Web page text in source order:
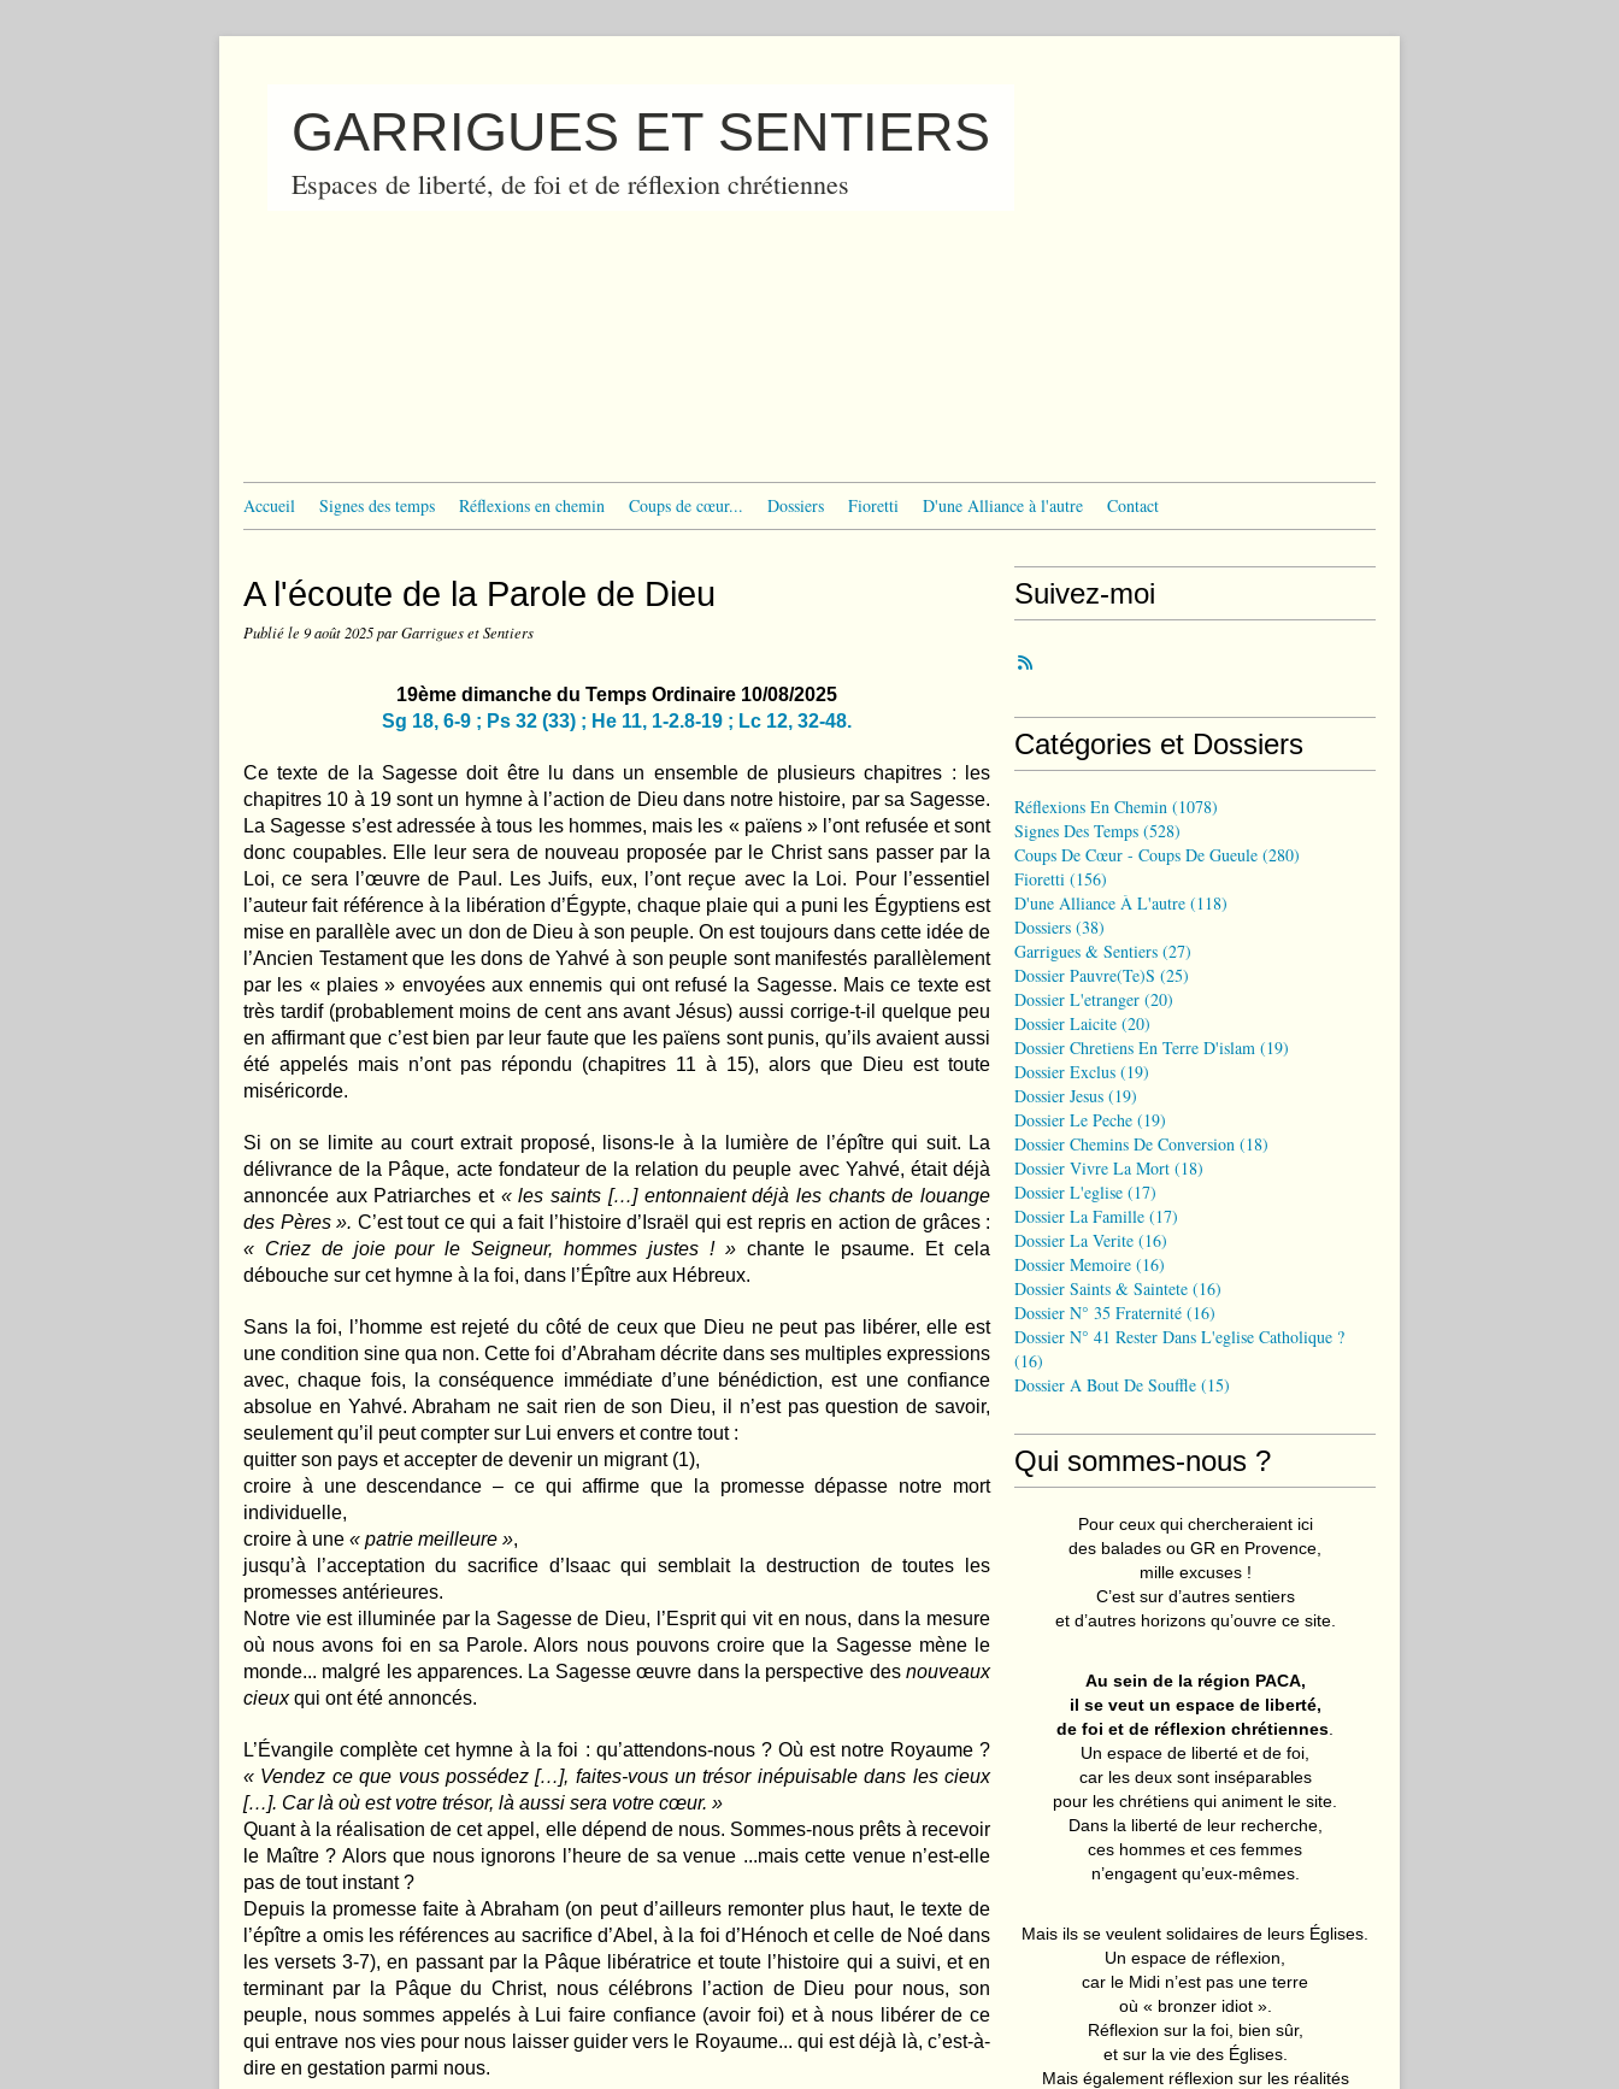
GARRIGUES ET SENTIERS
Espaces de liberté, de foi et de réflexion chrétiennes
Accueil Signes des temps Réflexions en chemin Coups de cœur... Dossiers Fioretti D'une Alliance à l'autre Contact
A l'écoute de la Parole de Dieu
Publié le 9 août 2025par Garrigues et Sentiers
19ème dimanche du Temps Ordinaire 10/08/2025
Sg 18, 6-9 ; Ps 32 (33) ; He 11, 1-2.8-19 ; Lc 12, 32-48.
Ce texte de la Sagesse doit être lu dans un ensemble de plusieurs chapitres : les
chapitres 10 à 19 sont un hymne à l’action de Dieu dans notre histoire, par sa Sagesse.
La Sagesse s’est adressée à tous les hommes, mais les « païens » l’ont refusée et sont
donc coupables. Elle leur sera de nouveau proposée par le Christ sans passer par la
Loi, ce sera l’œuvre de Paul. Les Juifs, eux, l’ont reçue avec la Loi. Pour l’essentiel
l’auteur fait référence à la libération d’Égypte, chaque plaie qui a puni les Égyptiens est
mise en parallèle avec un don de Dieu à son peuple. On est toujours dans cette idée de
l’Ancien Testament que les dons de Yahvé à son peuple sont manifestés parallèlement
par les « plaies » envoyées aux ennemis qui ont refusé la Sagesse. Mais ce texte est
très tardif (probablement moins de cent ans avant Jésus) aussi corrige-t-il quelque peu
en affirmant que c’est bien par leur faute que les païens sont punis, qu’ils avaient aussi
été appelés mais n’ont pas répondu (chapitres 11 à 15), alors que Dieu est toute
miséricorde.
Si on se limite au court extrait proposé, lisons-le à la lumière de l’épître qui suit. La
délivrance de la Pâque, acte fondateur de la relation du peuple avec Yahvé, était déjà
annoncée aux Patriarches et « les saints […] entonnaient déjà les chants de louange
des Pères ». C’est tout ce qui a fait l’histoire d’Israël qui est repris en action de grâces :
« Criez de joie pour le Seigneur, hommes justes ! » chante le psaume. Et cela
débouche sur cet hymne à la foi, dans l’Épître aux Hébreux.
Sans la foi, l’homme est rejeté du côté de ceux que Dieu ne peut pas libérer, elle est
une condition sine qua non. Cette foi d’Abraham décrite dans ses multiples expressions
avec, chaque fois, la conséquence immédiate d’une bénédiction, est une confiance
absolue en Yahvé. Abraham ne sait rien de son Dieu, il n’est pas question de savoir,
seulement qu’il peut compter sur Lui envers et contre tout :
quitter son pays et accepter de devenir un migrant (1),
croire à une descendance – ce qui affirme que la promesse dépasse notre mort
individuelle,
croire à une « patrie meilleure »,
jusqu’à l’acceptation du sacrifice d’Isaac qui semblait la destruction de toutes les
promesses antérieures.
Notre vie est illuminée par la Sagesse de Dieu, l’Esprit qui vit en nous, dans la mesure
où nous avons foi en sa Parole. Alors nous pouvons croire que la Sagesse mène le
monde... malgré les apparences. La Sagesse œuvre dans la perspective des nouveaux
cieuxqui ont été annoncés.
L’Évangile complète cet hymne à la foi : qu’attendons-nous ? Où est notre Royaume ?
« Vendez ce que vous possédez […], faites-vous un trésor inépuisable dans les cieux
[…]. Car là où est votre trésor, là aussi sera votre cœur. »
Quant à la réalisation de cet appel, elle dépend de nous. Sommes-nous prêts à recevoir
le Maître ? Alors que nous ignorons l’heure de sa venue ...mais cette venue n’est-elle
pas de tout instant ?
Depuis la promesse faite à Abraham (on peut d’ailleurs remonter plus haut, le texte de
l’épître a omis les références au sacrifice d’Abel, à la foi d’Hénoch et celle de Noé dans
les versets 3-7), en passant par la Pâque libératrice et toute l’histoire qui a suivi, et en
terminant par la Pâque du Christ, nous célébrons l’action de Dieu pour nous, son
peuple, nous sommes appelés à Lui faire confiance (avoir foi) et à nous libérer de ce
qui entrave nos vies pour nous laisser guider vers le Royaume... qui est déjà là, c’est-à-
dire en gestation parmi nous.
Suivez-moi
Catégories et Dossiers
Réflexions En Chemin (1078)
Signes Des Temps (528)
Coups De Cœur - Coups De Gueule (280)
Fioretti (156)
D'une Alliance À L'autre (118)
Dossiers (38)
Garrigues & Sentiers (27)
Dossier Pauvre(te)s (25)
Dossier L'etranger (20)
Dossier Laicite (20)
Dossier Chretiens En Terre D'islam (19)
Dossier Exclus (19)
Dossier Jesus (19)
Dossier Le Peche (19)
Dossier Chemins De Conversion (18)
Dossier Vivre La Mort (18)
Dossier L'eglise (17)
Dossier La Famille (17)
Dossier La Verite (16)
Dossier Memoire (16)
Dossier Saints & Saintete (16)
Dossier N° 35 Fraternité (16)
Dossier N° 41 Rester Dans L'eglise Catholique ?
(16)
Dossier A Bout De Souffle (15)
Qui sommes-nous ?
Pour ceux qui chercheraient ici
des balades ou GR en Provence,
mille excuses !
C’est sur d’autres sentiers
et d’autres horizons qu’ouvre ce site.
Au sein de la région PACA,
il se veut un espace de liberté,
de foi et de réflexion chrétiennes
Un espace de liberté et de foi,
car les deux sont inséparables
pour les chrétiens qui animent le site.
Dans la liberté de leur recherche,
ces hommes et ces femmes
n’engagent qu’eux-mêmes.
Mais ils se veulent solidaires de leurs Églises.
Un espace de réflexion,
car le Midi n’est pas une terre
où « bronzer idiot ».
Réflexion sur la foi, bien sûr,
et sur la vie des Églises.
Mais également réflexion sur les réalités